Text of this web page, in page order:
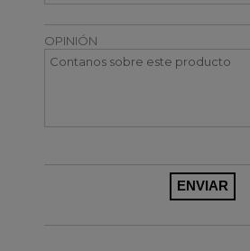
OPINIÓN